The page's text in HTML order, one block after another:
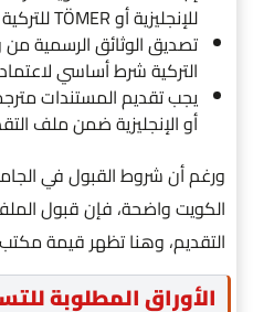
للإنجليزية أو TÖMER للتركية حسب لغة البرنامج.
تصديق الوثائق الرسمية من
التركية شرط أساسي
يجب تقديم المستندات
أو الإنجليزية ضمن ملف
ورغم أن شروط القبول في
الكويت واضحة، فإن قبول
التقديم، وهنا تظهر قيمة مكتب
الأوراق المطلوبة